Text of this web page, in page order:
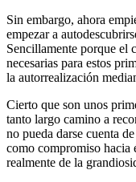
Sin embargo, ahora
empezar a
Sencillamente porque el
necesarias para estos
la autorrealización
Cierto que son unos
tanto largo camino a
no pueda darse cuenta
como compromiso hacia
realmente de la